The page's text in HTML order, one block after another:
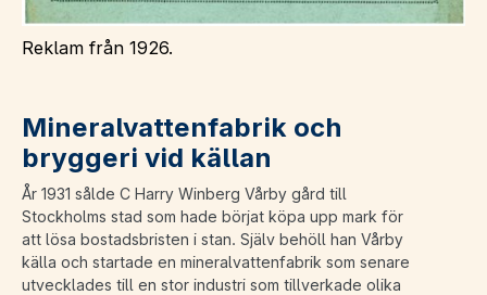
Reklam från 1926.
Mineralvattenfabrik och
bryggeri vid källan
År 1931 sålde C Harry Winberg Vårby gård till
Stockholms stad som hade börjat köpa upp mark för
att lösa bostadsbristen i stan. Själv behöll han Vårby
källa och startade en mineralvattenfabrik som senare
utvecklades till en stor industri som tillverkade olika